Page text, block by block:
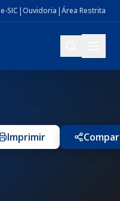
e-SIC |Ouvidoria |Área Restrita
Imprimir